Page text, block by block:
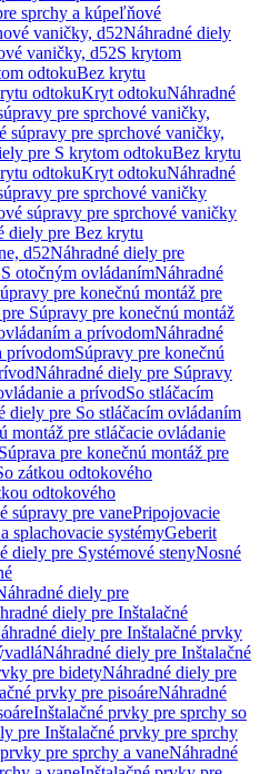
sprchy a kúpeľňové
vaničky, d52Náhradné diely
vaničky, d52S krytom
odtokuBez krytu
odtokuKryt odtokuNáhradné
pre sprchové vaničky,
súpravy pre sprchové vaničky,
pre S krytom odtokuBez krytu
odtokuKryt odtokuNáhradné
pre sprchové vaničky
súpravy pre sprchové vaničky
diely pre Bez krytu
d52Náhradné diely pre
S otočným ovládanímNáhradné
pre konečnú montáž pre
Súpravy pre konečnú montáž
a prívodomNáhradné
prívodomSúpravy pre konečnú
Náhradné diely pre Súpravy
a prívodSo stláčacím
diely pre So stláčacím ovládaním
montáž pre stláčacie ovládanie
pre konečnú montáž pre
zátkou odtokového
odtokového
súpravy pre vanePripojovacie
splachovacie systémyGeberit
diely pre Systémové stenyNosné
diely pre
diely pre Inštalačné
diely pre Inštalačné prvky
Náhradné diely pre Inštalačné
pre bidetyNáhradné diely pre
prvky pre pisoáreNáhradné
Inštalačné prvky pre sprchy so
pre Inštalačné prvky pre sprchy
pre sprchy a vaneNáhradné